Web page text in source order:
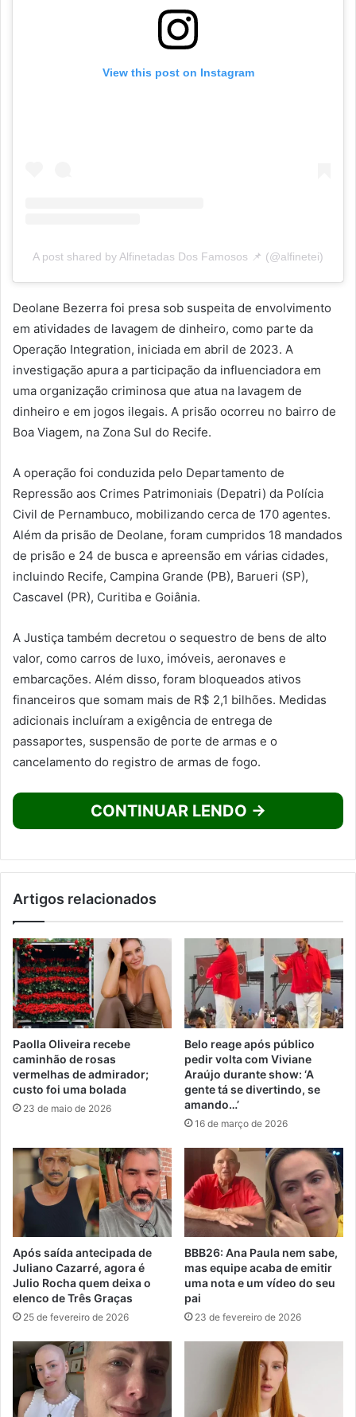
View this post on Instagram
A post shared by Alfinetadas Dos Famosos 📌 (@alfinetei)
Deolane Bezerra foi presa sob suspeita de envolvimento
em atividades de lavagem de dinheiro, como parte da
Operação Integration, iniciada em abril de 2023. A
investigação apura a participação da influenciadora em
uma organização criminosa que atua na lavagem de
dinheiro e em jogos ilegais. A prisão ocorreu no bairro de
Boa Viagem, na Zona Sul do Recife.
A operação foi conduzida pelo Departamento de
Repressão aos Crimes Patrimoniais (Depatri) da Polícia
Civil de Pernambuco, mobilizando cerca de 170 agentes.
Além da prisão de Deolane, foram cumpridos 18 mandados
de prisão e 24 de busca e apreensão em várias cidades,
incluindo Recife, Campina Grande (PB), Barueri (SP),
Cascavel (PR), Curitiba e Goiânia.
A Justiça também decretou o sequestro de bens de alto
valor, como carros de luxo, imóveis, aeronaves e
embarcações. Além disso, foram bloqueados ativos
financeiros que somam mais de R$ 2,1 bilhões. Medidas
adicionais incluíram a exigência de entrega de
passaportes, suspensão de porte de armas e o
cancelamento do registro de armas de fogo.
CONTINUAR LENDO →
Artigos relacionados
Paolla Oliveira recebe
caminhão de rosas
vermelhas de admirador;
custo foi uma bolada
23 de maio de 2026
Belo reage após público
pedir volta com Viviane
Araújo durante show: ‘A
gente tá se divertindo, se
amando…’
16 de março de 2026
Após saída antecipada de
Juliano Cazarré, agora é
Julio Rocha quem deixa o
elenco de Três Graças
25 de fevereiro de 2026
BBB26: Ana Paula nem sabe,
mas equipe acaba de emitir
uma nota e um vídeo do seu
pai
23 de fevereiro de 2026